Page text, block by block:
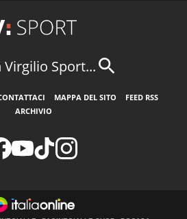
Virgilio Sport...
MAPPA DEL SITO
FEED RSS
ARCHIVIO